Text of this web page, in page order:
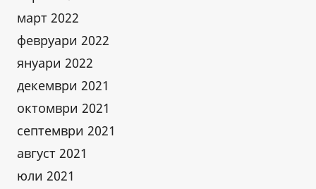
март 2022
февруари 2022
януари 2022
декември 2021
октомври 2021
септември 2021
август 2021
юли 2021